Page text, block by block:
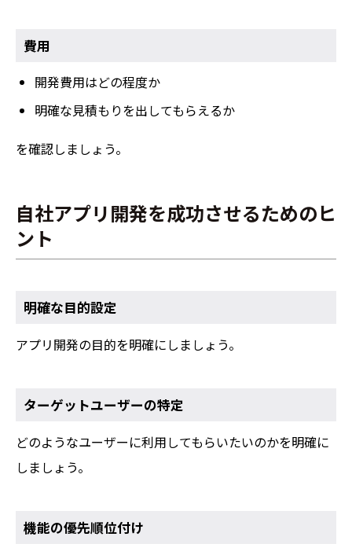
費用
開発費用はどの程度か
明確な見積もりを出してもらえるか
を確認しましょう。
自社アプリ開発を成功させるためのヒ
ント
明確な目的設定
アプリ開発の目的を明確にしましょう。
ターゲットユーザーの特定
どのようなユーザーに利用してもらいたいのかを明確に
しましょう。
機能の優先順位付け